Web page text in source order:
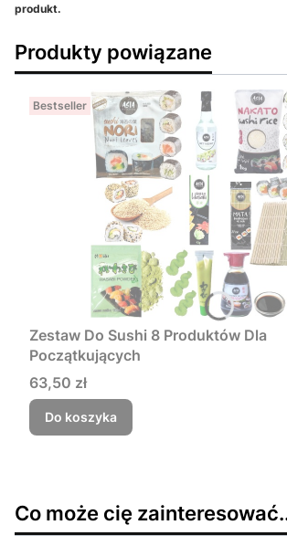
produkt.
Produkty powiązane
Bestseller
Zestaw Do Sushi 8 Produktów Dla
Początkujących
Cena
63,50 zł
Do koszyka
Co może cię